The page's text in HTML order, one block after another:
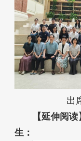
出
【延伸阅
生：